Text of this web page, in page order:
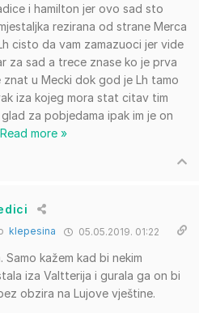
i hamilton jer ovo sad sto
rezirana od strane Merca
cisto da vam zamazuoci jer vide
za sad a trece znase ko je prva
znat u Mecki dok god je Lh tamo
iza kojeg mora stat citav tim
za pobjedama ipak im je on
Read more »
klepesina 05.05.2019. 01:22
Samo kažem kad bi nekim
iza Valtterija i gurala ga on bi
obzira na Lujove vještine.